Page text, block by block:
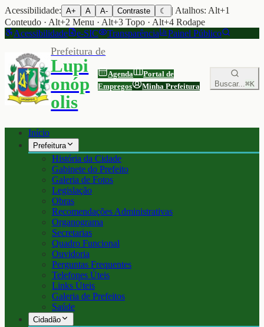
Acessibilidade: A+ A A- Contraste ☾
| Atalhos: Alt+1
Conteudo · Alt+2 Menu · Alt+3 Topo · Alt+4 Rodape
Acessibilidade
e-SIC Transparência Painel Público
Prefeitura de
Lupi
onóp
olis
Agenda
Portal de
Empregos
Minha Prefeitura Buscar...⌘K
Início
Prefeitura
História da Cidade
Gabinete do Prefeito
Galeria de Fotos
Legislação
Obras
Recomendações Administrativas
Organograma
Secretarias
Quadro Funcional
Ouvidoria
Perguntas Frequentes
Telefones Úteis
Links Úteis
Galeria de Prefeitos
Saúde
Cidadão